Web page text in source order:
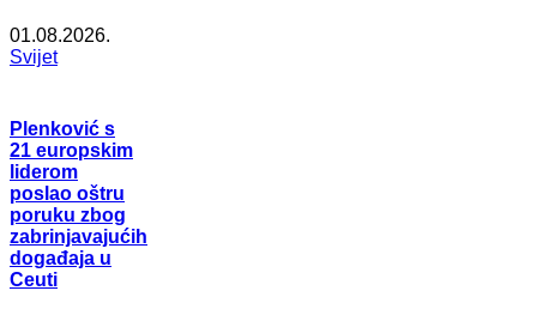
01.08.2026.
Svijet
Plenković s
21 europskim
liderom
poslao oštru
poruku zbog
zabrinjavajućih
događaja u
Ceuti